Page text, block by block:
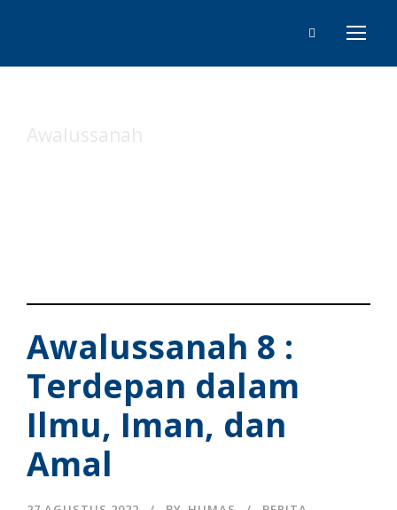
Awalussanah 8 :
Terdepan dalam
Ilmu, Iman, dan
Amal